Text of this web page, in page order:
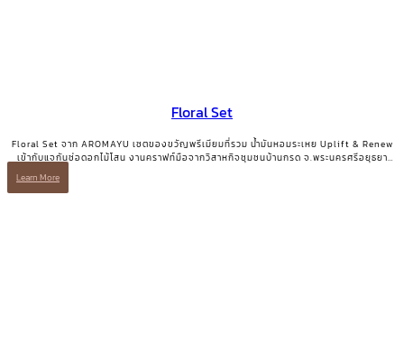
Floral Set
Floral Set จาก AROMAYU เซตของขวัญพรีเมียมที่รวม น้ำมันหอมระเหย Uplift & Renew
เข้ากับแจกันช่อดอกไม้โสน งานคราฟท์มือจากวิสาหกิจชุมชนบ้านกรด จ.พระนครศรีอยุธยา
Learn More